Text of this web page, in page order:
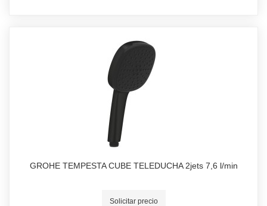
GROHE TEMPESTA CUBE TELEDUCHA 2jets 7,6 l/min
Solicitar precio